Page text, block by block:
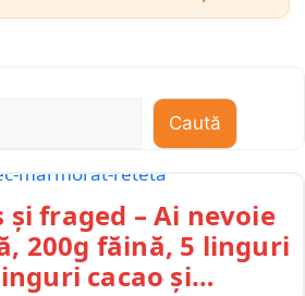
Caută
și fraged – Ai nevoie
200g făină, 5 linguri
cacao și…